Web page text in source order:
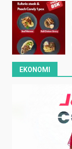
EKONOMI